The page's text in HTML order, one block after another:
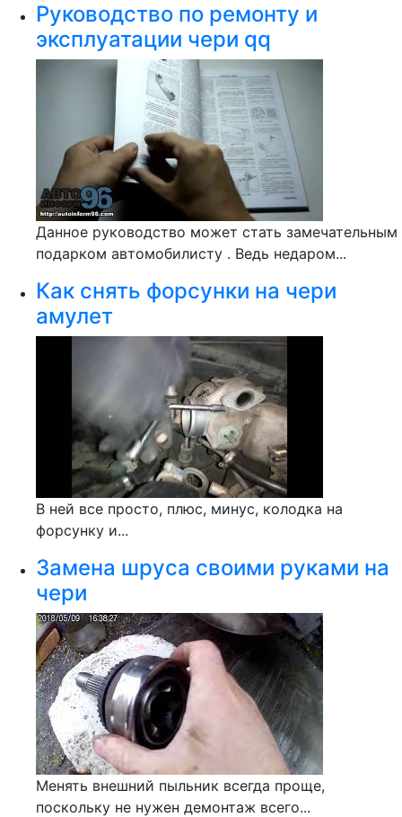
Руководство по ремонту и
эксплуатации чери qq
Данное руководство может стать замечательным
подарком автомобилисту . Ведь недаром...
Как снять форсунки на чери
амулет
В ней все просто, плюс, минус, колодка на
форсунку и...
Замена шруса своими руками на
чери
Менять внешний пыльник всегда проще,
поскольку не нужен демонтаж всего...